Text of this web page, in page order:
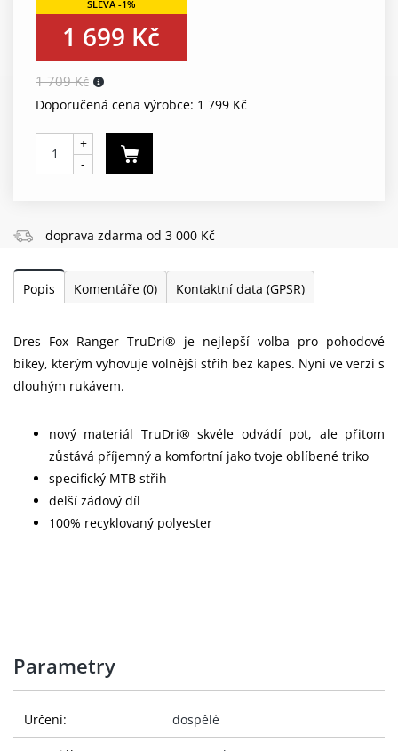
1 699 Kč
1 709 Kč
Doporučená cena výrobce: 1 799 Kč
+
-
doprava zdarma od 3 000 Kč
Popis Komentáře (0) Kontaktní data (GPSR)
Dres Fox Ranger TruDri® je nejlepší volba pro pohodové
bikey, kterým vyhovuje volnější střih bez kapes. Nyní ve verzi s
dlouhým rukávem.
nový materiál TruDri® skvéle odvádí pot, ale přitom
zůstává příjemný a komfortní jako tvoje oblíbené triko
specifický MTB střih
delší zádový díl
100% recyklovaný polyester
Parametry
Určení: dospělé